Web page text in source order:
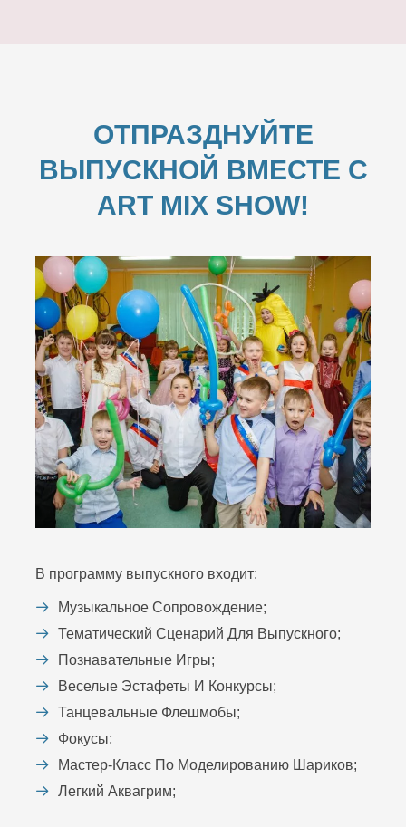
ОТПРАЗДНУЙТЕ
ВЫПУСКНОЙ ВМЕСТЕ С
ART MIX SHOW!
В программу выпускного входит:
Музыкальное Сопровождение;
Тематический Сценарий Для Выпускного;
Познавательные Игры;
Веселые Эстафеты И Конкурсы;
Танцевальные Флешмобы;
Фокусы;
Мастер-Класс По Моделированию Шариков;
Легкий Аквагрим;